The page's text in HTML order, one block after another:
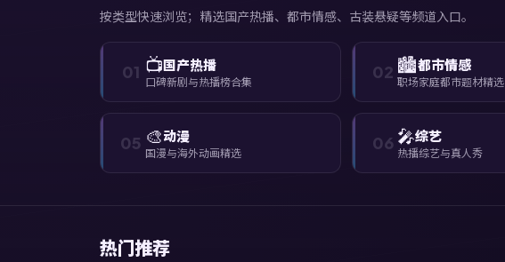
按类型快速浏览；精选国产热播、都市情感、古装悬疑等频道入口。
01 📺国产热播
口碑新剧与热播榜合集 02 🏙️都市情感
职场家庭都市题材精选
05 🎨动漫
国漫与海外动画精选 06 🎤综艺
热播综艺与真人秀
热门推荐